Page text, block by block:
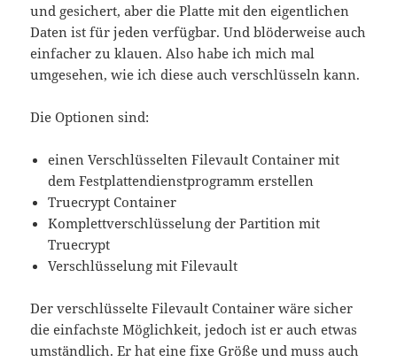
und gesichert, aber die Platte mit den eigentlichen
Daten ist für jeden verfügbar. Und blöderweise auch
einfacher zu klauen. Also habe ich mich mal
umgesehen, wie ich diese auch verschlüsseln kann.
Die Optionen sind:
einen Verschlüsselten Filevault Container mit
dem Festplattendienstprogramm erstellen
Truecrypt Container
Komplettverschlüsselung der Partition mit
Truecrypt
Verschlüsselung mit Filevault
Der verschlüsselte Filevault Container wäre sicher
die einfachste Möglichkeit, jedoch ist er auch etwas
umständlich. Er hat eine fixe Größe und muss auch